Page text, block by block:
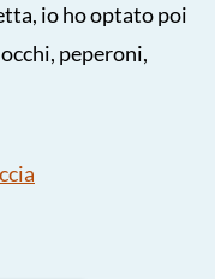
io ho optato poi
peperoni,